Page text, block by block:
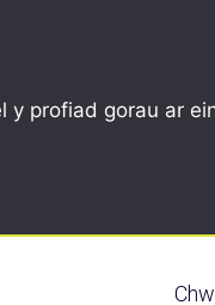
profiad gorau ar